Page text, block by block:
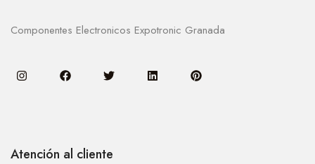
Componentes Electronicos Expotronic Granada
Atención al cliente